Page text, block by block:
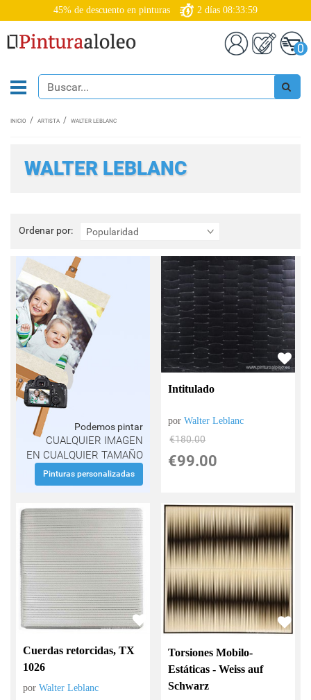
45% de descuento en pinturas 2 días 08:33:58
0
INICIO ARTISTA WALTER LEBLANC
WALTER LEBLANC
Ordenar por: Popularidad
Ordenar
por:
Podemos pintar
CUALQUIER IMAGEN
EN CUALQUIER TAMAÑO
Pinturas personalizadas
Intitulado
porWalter Leblanc
€180.00
€99.00
Cuerdas retorcidas, TX
1026
porWalter Leblanc
Torsiones Mobilo-
Estáticas - Weiss auf
Schwarz